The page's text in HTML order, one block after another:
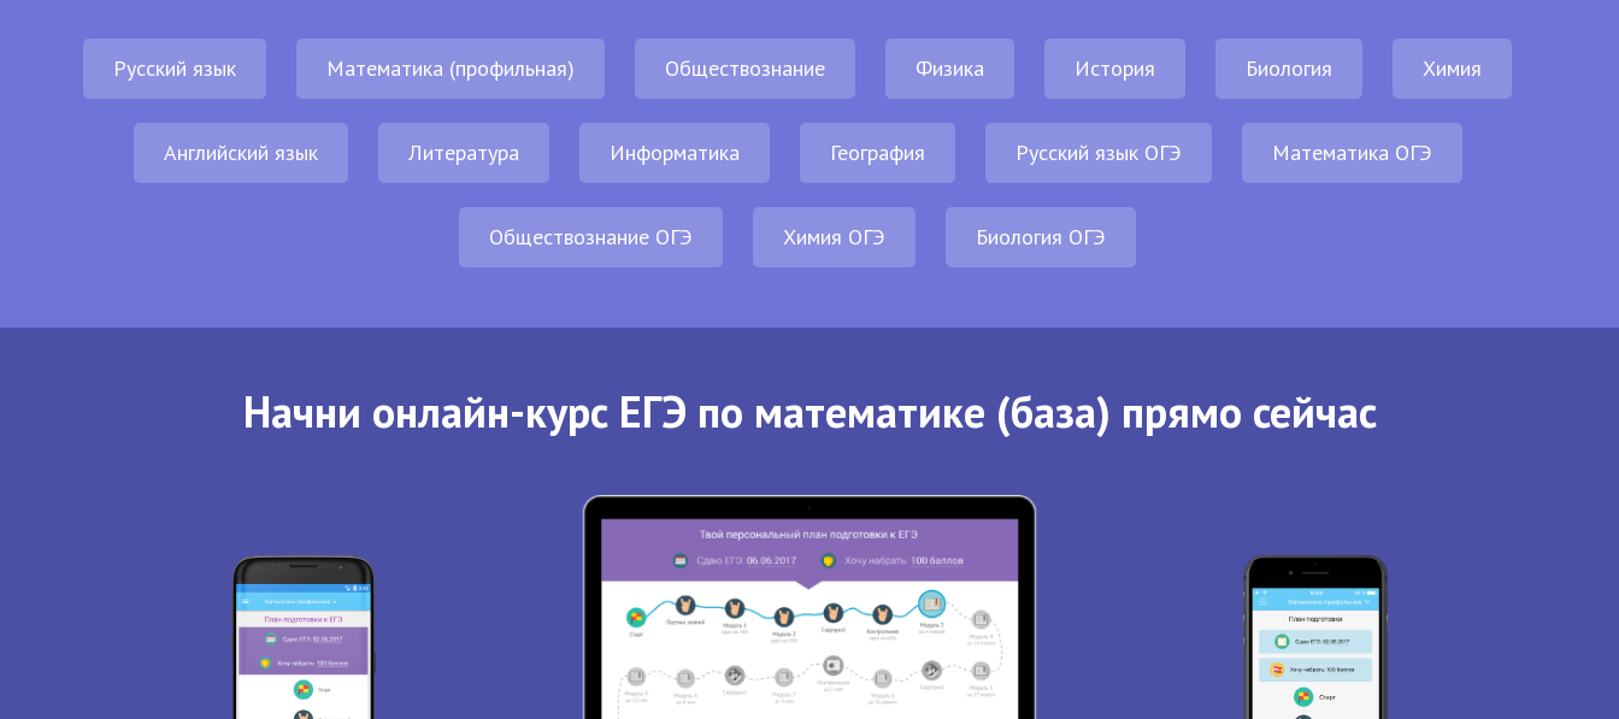
Русский язык Математика (профильная) Обществознание Физика История Биология Химия
Английский язык Литература Информатика География Русский язык ОГЭ Математика ОГЭ
Обществознание ОГЭ Химия ОГЭ Биология ОГЭ
Начни онлайн-курс ЕГЭ по математике (база) прямо сейчас